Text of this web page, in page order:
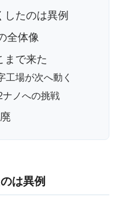
たのは異例
全体像
まで来た
場が次へ動く
ノへの挑戦
は異例